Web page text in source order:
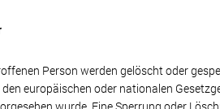
Person werden gelöscht oder
europäischen oder nationalen